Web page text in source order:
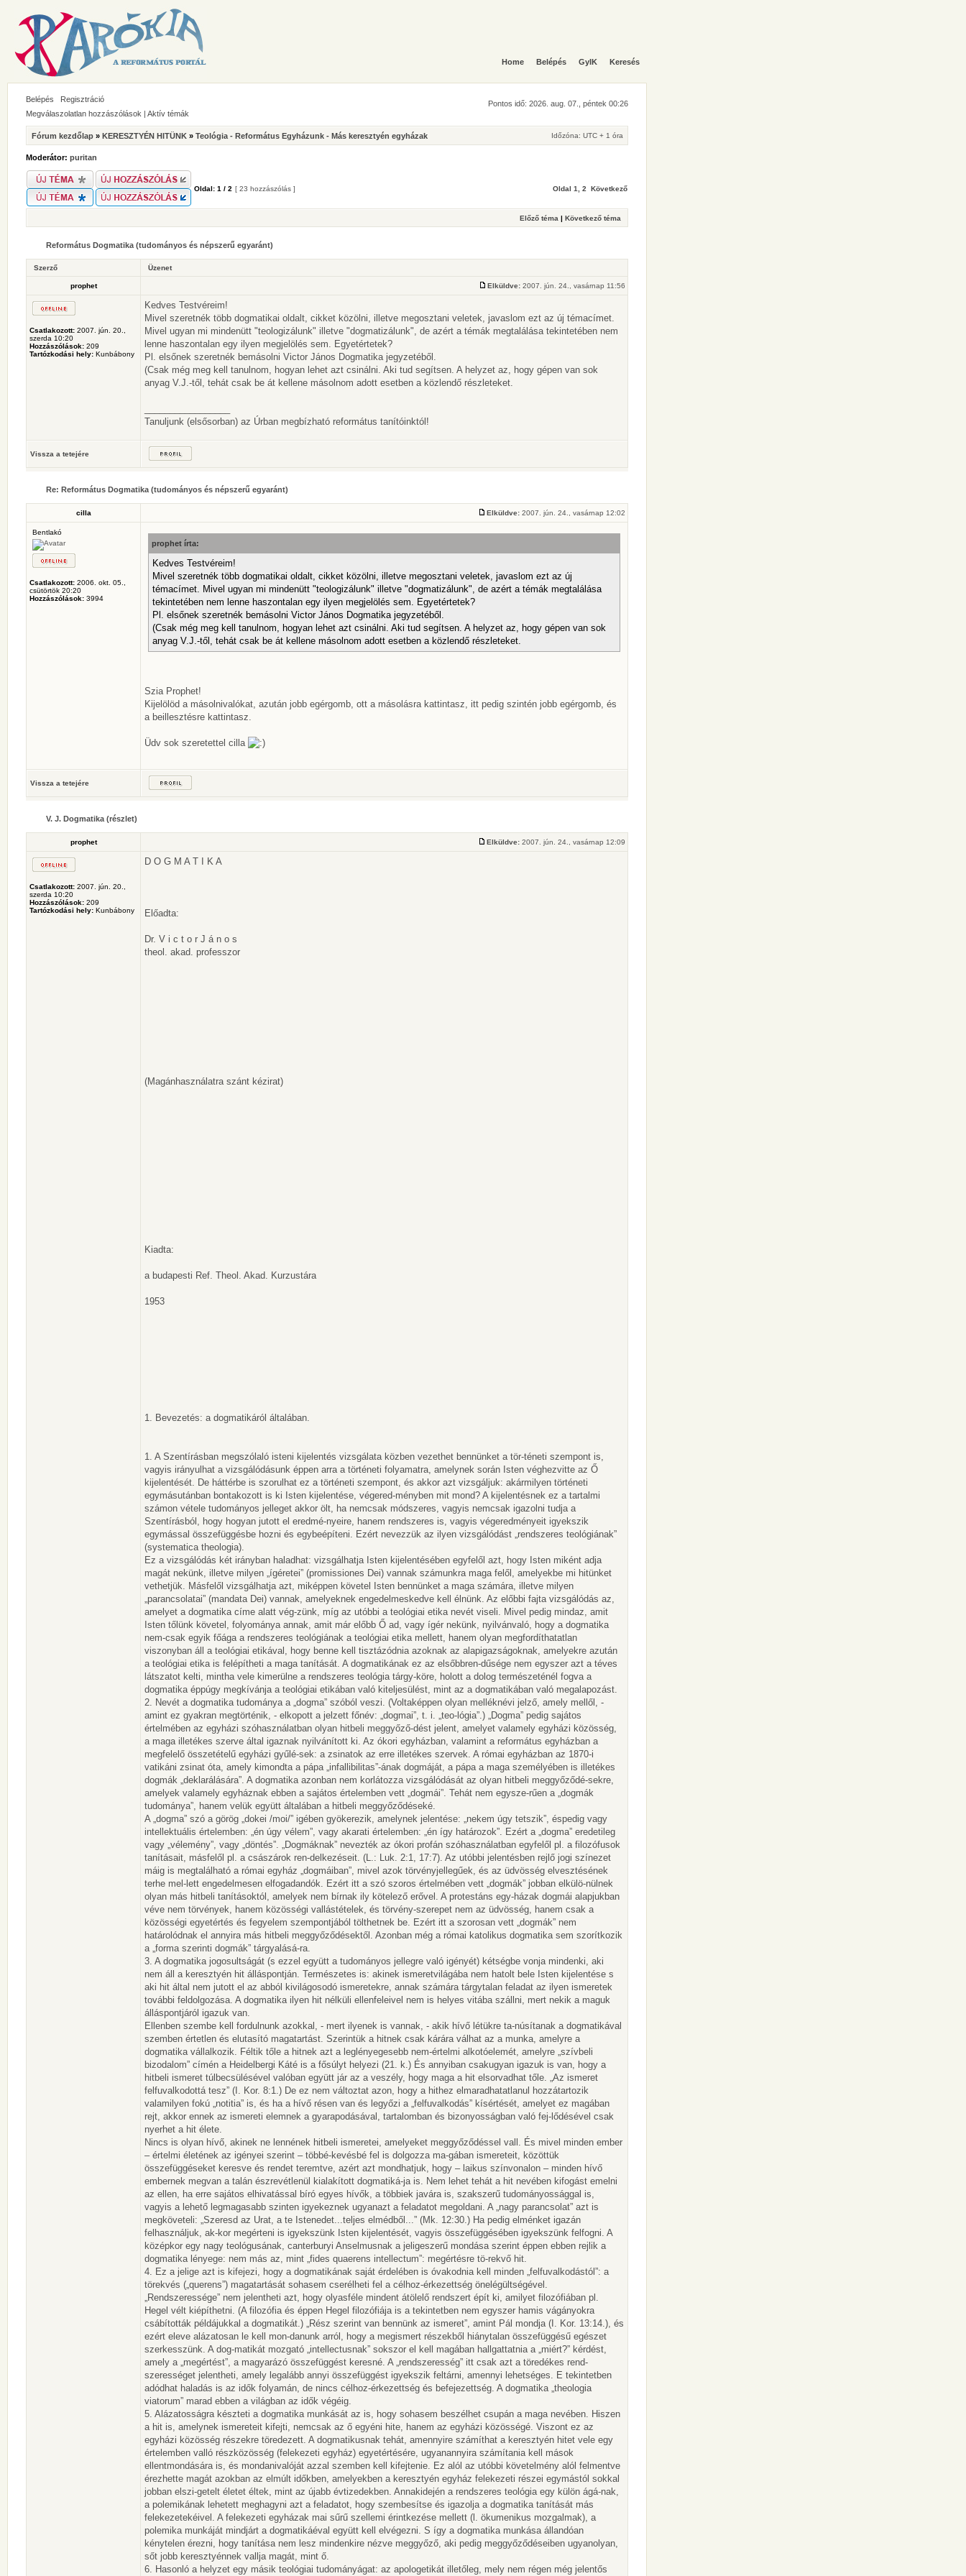
Home Belépés GyIK Keresés
Belépés Regisztráció
Pontos idő: 2026. aug. 07., péntek 00:26
Megválaszolatlan hozzászólások | Aktív témák
Fórum kezdőlap » KERESZTYÉN HITÜNK » Teológia - Református Egyházunk - Más keresztyén egyházak Időzóna: UTC + 1 óra
Moderátor: puritan
Oldal: 1 / 2 [ 23 hozzászólás ] Oldal 1 2 Következő
Előző téma | Következő téma
Református Dogmatika (tudományos és népszerű egyaránt)
Szerző Üzenet
prophet Elküldve: 2007. jún. 24., vasárnap 11:56
Csatlakozott: 2007. jún. 20.,
szerda 10:20
Hozzászólások: 209
Tartózkodási hely: Kunbábony
Kedves Testvéreim!
Mivel szeretnék több dogmatikai oldalt, cikket közölni, illetve megosztani veletek, javaslom ezt az új témacímet.
Mivel ugyan mi mindenütt "teologizálunk" illetve "dogmatizálunk", de azért a témák megtalálása tekintetében nem
lenne haszontalan egy ilyen megjelölés sem. Egyetértetek?
Pl. elsőnek szeretnék bemásolni Victor János Dogmatika jegyzetéből.
(Csak még meg kell tanulnom, hogyan lehet azt csinálni. Aki tud segítsen. A helyzet az, hogy gépen van sok
anyag V.J.-től, tehát csak be át kellene másolnom adott esetben a közlendő részleteket.
Tanuljunk (elsősorban) az Úrban megbízható református tanítóinktól!
Vissza a tetejére
Re: Református Dogmatika (tudományos és népszerű egyaránt)
cilla Elküldve: 2007. jún. 24., vasárnap 12:02
Bentlakó
Csatlakozott: 2006. okt. 05.,
csütörtök 20:20
Hozzászólások: 3994
prophet írta:
Kedves Testvéreim!
Mivel szeretnék több dogmatikai oldalt, cikket közölni, illetve megosztani veletek, javaslom ezt az új
témacímet. Mivel ugyan mi mindenütt "teologizálunk" illetve "dogmatizálunk", de azért a témák megtalálása
tekintetében nem lenne haszontalan egy ilyen megjelölés sem. Egyetértetek?
Pl. elsőnek szeretnék bemásolni Victor János Dogmatika jegyzetéből.
(Csak még meg kell tanulnom, hogyan lehet azt csinálni. Aki tud segítsen. A helyzet az, hogy gépen van sok
anyag V.J.-től, tehát csak be át kellene másolnom adott esetben a közlendő részleteket.
Szia Prophet!
Kijelölöd a másolnivalókat, azután jobb egérgomb, ott a másolásra kattintasz, itt pedig szintén jobb egérgomb, és
a beillesztésre kattintasz.
Üdv sok szeretettel cilla
Vissza a tetejére
V. J. Dogmatika (részlet)
prophet Elküldve: 2007. jún. 24., vasárnap 12:09
Csatlakozott: 2007. jún. 20.,
szerda 10:20
Hozzászólások: 209
Tartózkodási hely: Kunbábony
D O G M A T I K A
Előadta:
Dr. V i c t o r J á n o s
theol. akad. professzor
(Magánhasználatra szánt kézirat)
Kiadta:
a budapesti Ref. Theol. Akad. Kurzustára
1953
1. Bevezetés: a dogmatikáról általában.
1. A Szentírásban megszólaló isteni kijelentés vizsgálata közben vezethet bennünket a tör-téneti szempont is,
vagyis irányulhat a vizsgálódásunk éppen arra a történeti folyamatra, amelynek során Isten véghezvitte az Ő
kijelentését. De háttérbe is szorulhat ez a történeti szempont, és akkor azt vizsgáljuk: akármilyen történeti
egymásutánban bontakozott is ki Isten kijelentése, végered-ményben mit mond? A kijelentésnek ez a tartalmi
számon vétele tudományos jelleget akkor ölt, ha nemcsak módszeres, vagyis nemcsak igazolni tudja a
Szentírásból, hogy hogyan jutott el eredmé-nyeire, hanem rendszeres is, vagyis végeredményeit igyekszik
egymással összefüggésbe hozni és egybeépíteni. Ezért nevezzük az ilyen vizsgálódást „rendszeres teológiának”
(systematica theologia).
Ez a vizsgálódás két irányban haladhat: vizsgálhatja Isten kijelentésében egyfelől azt, hogy Isten miként adja
magát nekünk, illetve milyen „ígéretei” (promissiones Dei) vannak számunkra maga felől, amelyekbe mi hitünket
vethetjük. Másfelől vizsgálhatja azt, miképpen követel Isten bennünket a maga számára, illetve milyen
„parancsolatai” (mandata Dei) vannak, amelyeknek engedelmeskedve kell élnünk. Az előbbi fajta vizsgálódás az,
amelyet a dogmatika címe alatt vég-zünk, míg az utóbbi a teológiai etika nevét viseli. Mivel pedig mindaz, amit
Isten tőlünk követel, folyománya annak, amit már előbb Ő ad, vagy ígér nekünk, nyilvánvaló, hogy a dogmatika
nem-csak egyik főága a rendszeres teológiának a teológiai etika mellett, hanem olyan megfordíthatatlan
viszonyban áll a teológiai etikával, hogy benne kell tisztázódnia azoknak az alapigazságoknak, amelyekre azután
a teológiai etika is felépítheti a maga tanítását. A dogmatikának ez az elsőbbren-dűsége nem egyszer azt a téves
látszatot kelti, mintha vele kimerülne a rendszeres teológia tárgy-köre, holott a dolog természeténél fogva a
dogmatika éppúgy megkívánja a teológiai etikában való kiteljesülést, mint az a dogmatikában való megalapozást.
2. Nevét a dogmatika tudománya a „dogma” szóból veszi. (Voltaképpen olyan melléknévi jelző, amely mellől, -
amint ez gyakran megtörténik, - elkopott a jelzett főnév: „dogmai”, t. i. „teo-lógia”.) „Dogma” pedig sajátos
értelmében az egyházi szóhasználatban olyan hitbeli meggyőző-dést jelent, amelyet valamely egyházi közösség,
a maga illetékes szerve által igaznak nyilvánított ki. Az ókori egyházban, valamint a református egyházban a
megfelelő összetételű egyházi gyűlé-sek: a zsinatok az erre illetékes szervek. A római egyházban az 1870-i
vatikáni zsinat óta, amely kimondta a pápa „infallibilitas”-ának dogmáját, a pápa a maga személyében is illetékes
dogmák „deklarálására”. A dogmatika azonban nem korlátozza vizsgálódását az olyan hitbeli meggyőződé-sekre,
amelyek valamely egyháznak ebben a sajátos értelemben vett „dogmái”. Tehát nem egysze-rűen a „dogmák
tudománya”, hanem velük együtt általában a hitbeli meggyőződéseké.
A „dogma” szó a görög „dokei /moi/” igében gyökerezik, amelynek jelentése: „nekem úgy tetszik”, éspedig vagy
intellektuális értelemben: „én úgy vélem”, vagy akarati értelemben: „én így határozok”. Ezért a „dogma” eredetileg
vagy „vélemény”, vagy „döntés”. „Dogmáknak” nevezték az ókori profán szóhasználatban egyfelől pl. a filozófusok
tanításait, másfelől pl. a császárok ren-delkezéseit. (L.: Luk. 2:1, 17:7). Az utóbbi jelentésben rejlő jogi színezet
máig is megtalálható a római egyház „dogmáiban”, mivel azok törvényjellegűek, és az üdvösség elvesztésének
terhe mel-lett engedelmesen elfogadandók. Ezért itt a szó szoros értelmében vett „dogmák” jobban elkülö-nülnek
olyan más hitbeli tanításoktól, amelyek nem bírnak ily kötelező erővel. A protestáns egy-házak dogmái alapjukban
véve nem törvények, hanem közösségi vallástételek, és törvény-szerepet nem az üdvösség, hanem csak a
közösségi egyetértés és fegyelem szempontjából tölthetnek be. Ezért itt a szorosan vett „dogmák” nem
határolódnak el annyira más hitbeli meggyőződésektől. Azonban még a római katolikus dogmatika sem szorítkozik
a „forma szerinti dogmák” tárgyalásá-ra.
3. A dogmatika jogosultságát (s ezzel együtt a tudományos jellegre való igényét) kétségbe vonja mindenki, aki
nem áll a keresztyén hit álláspontján. Természetes is: akinek ismeretvilágába nem hatolt bele Isten kijelentése s
aki hit által nem jutott el az abból kivilágosodó ismeretekre, annak számára tárgytalan feladat az ilyen ismeretek
további feldolgozása. A dogmatika ilyen hit nélküli ellenfeleivel nem is helyes vitába szállni, mert nekik a maguk
álláspontjáról igazuk van.
Ellenben szembe kell fordulnunk azokkal, - mert ilyenek is vannak, - akik hívő létükre ta-núsítanak a dogmatikával
szemben értetlen és elutasító magatartást. Szerintük a hitnek csak kárára válhat az a munka, amelyre a
dogmatika vállalkozik. Féltik tőle a hitnek azt a leglényegesebb nem-értelmi alkotóelemét, amelyre „szívbeli
bizodalom” címén a Heidelbergi Káté is a fősúlyt helyezi (21. k.) És annyiban csakugyan igazuk is van, hogy a
hitbeli ismeret túlbecsülésével valóban együtt jár az a veszély, hogy maga a hit elsorvadhat tőle. „Az ismeret
felfuvalkodottá tesz” (I. Kor. 8:1.) De ez nem változtat azon, hogy a hithez elmaradhatatlanul hozzátartozik
valamilyen fokú „notitia” is, és ha a hívő résen van és legyőzi a „felfuvalkodás” kísértését, amelyet ez magában
rejt, akkor ennek az ismereti elemnek a gyarapodásával, tartalomban és bizonyosságban való fej-lődésével csak
nyerhet a hit élete.
Nincs is olyan hívő, akinek ne lennének hitbeli ismeretei, amelyeket meggyőződéssel vall. És mivel minden ember
– értelmi életének az igényei szerint – többé-kevésbé fel is dolgozza ma-gában ismereteit, közöttük
összefüggéseket keresve és rendet teremtve, azért azt mondhatjuk, hogy – laikus színvonalon – minden hívő
embernek megvan a talán észrevétlenül kialakított dogmatiká-ja is. Nem lehet tehát a hit nevében kifogást emelni
az ellen, ha erre sajátos elhivatással bíró egyes hívők, a többiek javára is, szakszerű tudományossággal is,
vagyis a lehető legmagasabb szinten igyekeznek ugyanazt a feladatot megoldani. A „nagy parancsolat” azt is
megköveteli: „Szeresd az Urat, a te Istenedet...teljes elmédből...” (Mk. 12:30.) Ha pedig elménket igazán
felhasználjuk, ak-kor megérteni is igyekszünk Isten kijelentését, vagyis összefüggésében igyekszünk felfogni. A
középkor egy nagy teológusának, canterburyi Anselmusnak a jeligeszerű mondása szerint éppen ebben rejlik a
dogmatika lényege: nem más az, mint „fides quaerens intellectum”: megértésre tö-rekvő hit.
4. Ez a jelige azt is kifejezi, hogy a dogmatikának saját érdelében is óvakodnia kell minden „felfuvalkodástól”: a
törekvés („querens”) magatartását sohasem cserélheti fel a célhoz-érkezettség önelégültségével.
„Rendszeressége” nem jelentheti azt, hogy olyasféle mindent átölelő rendszert épít ki, amilyet filozófiában pl.
Hegel vélt kiépíthetni. (A filozófia és éppen Hegel filozófiája is a tekintetben nem egyszer hamis vágányokra
csábították példájukkal a dogmatikát.) „Rész szerint van bennünk az ismeret”, amint Pál mondja (I. Kor. 13:14.), és
ezért eleve alázatosan le kell mon-danunk arról, hogy a megismert részekből hiánytalan összefüggésű egészet
szerkesszünk. A dog-matikát mozgató „intellectusnak” sokszor el kell magában hallgattatnia a „miért?” kérdést,
amely a „megértést”, a magyarázó összefüggést keresné. A „rendszeresség” itt csak azt a töredékes rend-
szerességet jelentheti, amely legalább annyi összefüggést igyekszik feltárni, amennyi lehetséges. E tekintetben
adódhat haladás is az idők folyamán, de nincs célhoz-érkezettség és befejezettség. A dogmatika „theologia
viatorum” marad ebben a világban az idők végéig.
5. Alázatosságra készteti a dogmatika munkását az is, hogy sohasem beszélhet csupán a maga nevében. Hiszen
a hit is, amelynek ismereteit kifejti, nemcsak az ő egyéni hite, hanem az egyházi közösségé. Viszont ez az
egyházi közösség részekre töredezett. A dogmatikusnak tehát, amennyire számíthat a keresztyén hitet vele egy
értelemben valló részközösség (felekezeti egyház) egyetértésére, ugyanannyira számítania kell mások
ellentmondására is, és mondanivalóját azzal szemben kell kifejtenie. Ez alól az utóbbi követelmény alól felmentve
érezhette magát azokban az elmúlt időkben, amelyekben a keresztyén egyház felekezeti részei egymástól sokkal
jobban elszi-getelt életet éltek, mint az újabb évtizedekben. Annakidején a rendszeres teológia egy külön ágá-nak,
a polemikának lehetett meghagyni azt a feladatot, hogy szembesítse és igazolja a dogmatika tanítását más
felekezetekéivel. A felekezeti egyházak mai sűrű szellemi érintkezése mellett (l. ökumenikus mozgalmak), a
polemika munkáját mindjárt a dogmatikáéval együtt kell elvégezni. S így a dogmatika munkása állandóan
kénytelen érezni, hogy tanítása nem lesz mindenkire nézve meggyőző, aki pedig meggyőződéseiben ugyanolyan,
sőt jobb keresztyénnek vallja magát, mint ő.
6. Hasonló a helyzet egy másik teológiai tudományágat: az apologetikát illetőleg, mely nem régen még jelentős